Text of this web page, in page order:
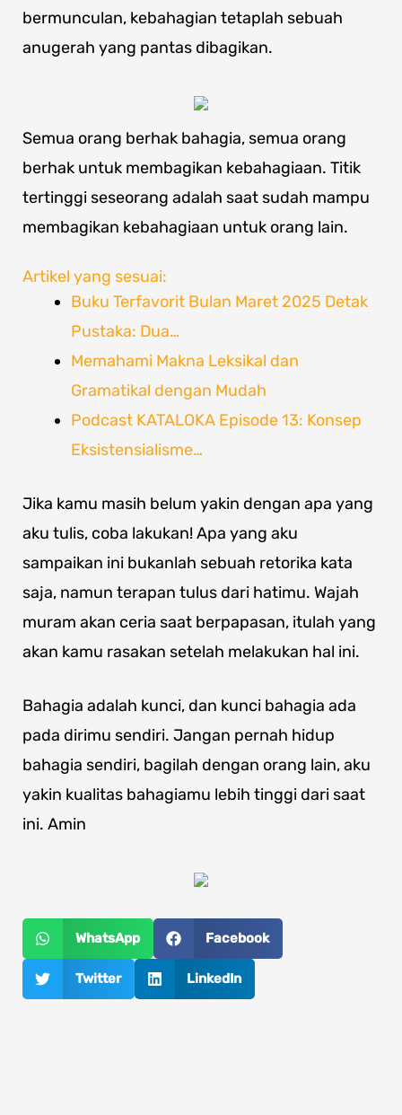
bermunculan, kebahagian tetaplah sebuah
anugerah yang pantas dibagikan.
Semua orang berhak bahagia, semua orang
berhak untuk membagikan kebahagiaan. Titik
tertinggi seseorang adalah saat sudah mampu
membagikan kebahagiaan untuk orang lain.
Artikel yang sesuai:
Buku Terfavorit Bulan Maret 2025 Detak
Pustaka: Dua…
Memahami Makna Leksikal dan
Gramatikal dengan Mudah
Podcast KATALOKA Episode 13: Konsep
Eksistensialisme…
Jika kamu masih belum yakin dengan apa yang
aku tulis, coba lakukan! Apa yang aku
sampaikan ini bukanlah sebuah retorika kata
saja, namun terapan tulus dari hatimu. Wajah
muram akan ceria saat berpapasan, itulah yang
akan kamu rasakan setelah melakukan hal ini.
Bahagia adalah kunci, dan kunci bahagia ada
pada dirimu sendiri. Jangan pernah hidup
bahagia sendiri, bagilah dengan orang lain, aku
yakin kualitas bahagiamu lebih tinggi dari saat
ini. Amin
WhatsApp Facebook
Twitter LinkedIn